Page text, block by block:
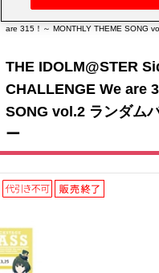
ASOBI STORE TOP
ゲーム
CD / Blu-ray
EVENT
ASOBI TICKET
アイドルマスター シャイニーカ
学園アイドルマスター
プロジェクトアイマス ヴイアライ
テイルズ オブ シリーズ
電音部
are 315！～ MONTHLY THEME SONG
THE IDOLM@STER
CHALLENGE We are
SONG vol.2 ランダム
ー